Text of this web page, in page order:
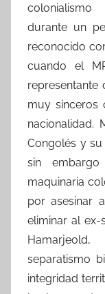
durante un
reconocido
cuando el
representante
muy sinceros
nacionalidad.
Congolés y
sin
maquinaria
por asesinar
eliminar al ex-
separatismo
integridad